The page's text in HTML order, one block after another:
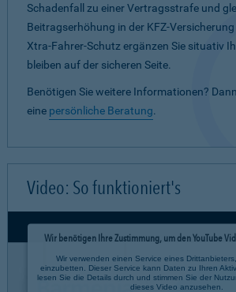
Schadenfall zu einer Vertragsstrafe und
Beitragserhöhung in der KFZ-
Xtra-Fahrer-Schutz ergänzen Sie situativ
bleiben auf der sicheren Seite.
Benötigen Sie weitere Informationen?
eine persönliche Beratung.
Video: So funktioniert's
Wir benötigen Ihre Zustimmung, um den YouTube
Wir verwenden einen Service eines
einzubetten. Dieser Service kann Daten zu Ihren
lesen Sie die Details durch und stimmen Sie der
dieses Video anzusehen.